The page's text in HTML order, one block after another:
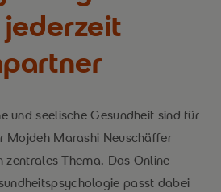
und seelische Gesundheit sind für
Mojdeh Marashi Neuschäffer
zentrales Thema. Das Online-
passt dabei